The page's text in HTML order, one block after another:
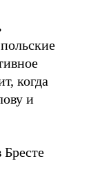
когда
и
Бресте